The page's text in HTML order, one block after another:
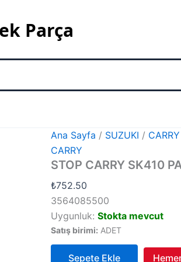
Parça
Ana Sayfa / SUZUKI / CARRY
CARRY
STOP CARRY SK410
₺752.50
3564085500
Uygunluk: Stokta mevcut
Satış birimi: ADET
Sepete Ekle